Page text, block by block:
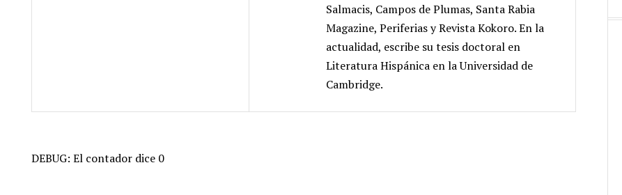
Salmacis, Campos de Plumas, Santa Rabia
Magazine, Periferias y Revista Kokoro. En la
actualidad, escribe su tesis doctoral en
Literatura Hispánica en la Universidad de
Cambridge.
DEBUG: El contador dice 0